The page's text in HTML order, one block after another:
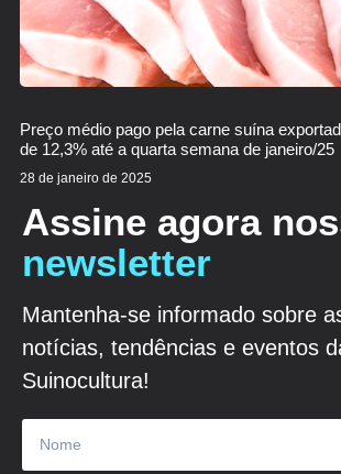
Preço médio pago pela carne suína
de 12,3% até a quarta semana de janeiro/25
28 de janeiro de 2025
Assine agora
newsletter
Mantenha-se informado sobre
notícias, tendências e eventos
Suinocultura!